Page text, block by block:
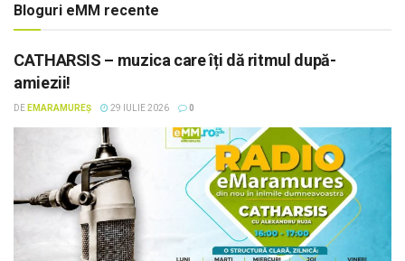
Bloguri eMM recente
CATHARSIS – muzica care îți dă ritmul după-
amiezii!
DE EMARAMUREȘ 29 IULIE 2026 0